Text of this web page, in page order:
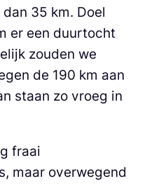
35 km. Doel
er een duurtocht
zouden we
de 190 km aan
staan zo vroeg in
fraai
maar overwegend